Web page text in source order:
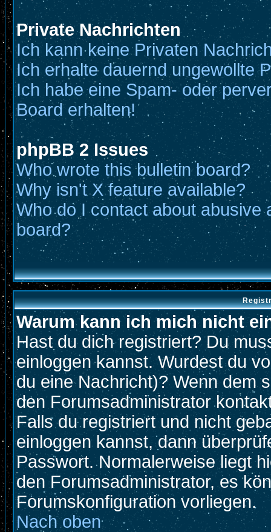
Private Nachrichten
Ich kann keine Privaten
Ich erhalte dauernd ungewollte
Ich habe eine Spam- oder
Board erhalten!
phpBB 2 Issues
Who wrote this bulletin board?
Why isn't X feature available?
Who do I contact about abusive
board?
Warum kann ich mich nicht
Hast du dich registriert? Du
einloggen kannst. Wurdest du
du eine Nachricht)? Wenn dem
den Forumsadministrator
Falls du registriert und nicht
einloggen kannst, dann
Passwort. Normalerweise liegt
den Forumsadministrator, es
Forumskonfiguration vorliegen.
Nach oben